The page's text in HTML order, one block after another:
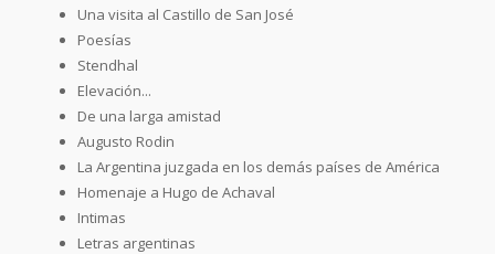
Una visita al Castillo de San José
Poesías
Stendhal
Elevación...
De una larga amistad
Augusto Rodin
La Argentina juzgada en los demás países de América
Homenaje a Hugo de Achaval
Intimas
Letras argentinas